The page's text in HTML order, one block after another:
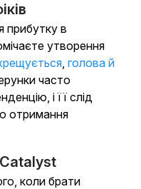
прибутку в
утворення
, голова й
часто
і її слід
отримання
Catalyst
коли брати